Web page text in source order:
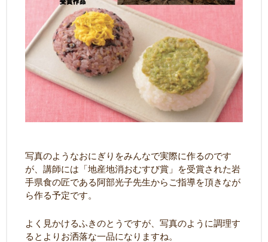
写真のようなおにぎりをみんなで実際に作るのです
が、講師には「地産地消おむすび賞」を受賞された岩
手県食の匠である阿部光子先生からご指導を頂きなが
ら作る予定です。
よく見かけるふきのとうですが、写真のように調理す
るとよりお洒落な一品になりますね。